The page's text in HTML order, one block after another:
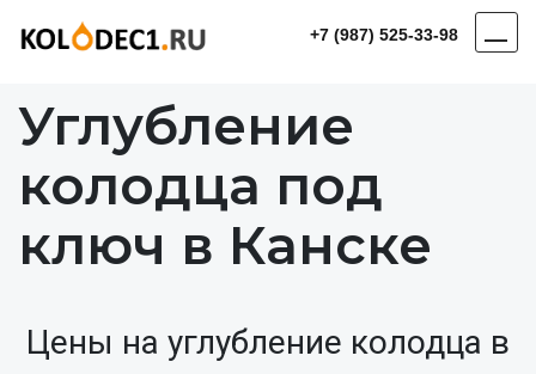
+7 (987) 525-33-98
Углубление
колодца под
ключ в Канске
Цены на углубление колодца в